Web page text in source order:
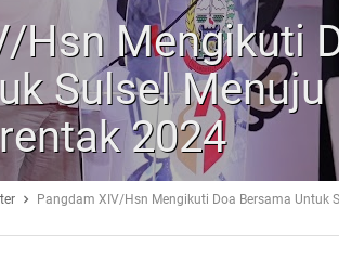
Hsn Mengikuti
Sulsel Menuju
2024
Pangdam XIV/Hsn Mengikuti Doa Bersama Untuk